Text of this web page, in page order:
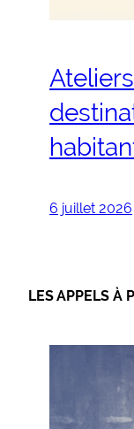
6 juillet 2026
LES APPELS À